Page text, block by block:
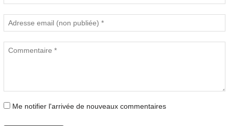
Me notifier l'arrivée de nouveaux commentaires